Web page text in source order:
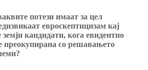
потези имаат за цел
евроскептицизам кај
земји кандидати, кога евидентно
преокупирана со решавањето